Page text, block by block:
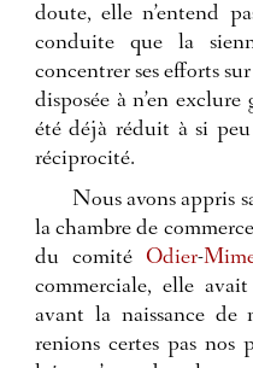
doute, elle n’entend
conduite que la
concentrer ses efforts
disposée à n’en
été déjà réduit à si
réciprocité.
Nous avons appris
la chambre de
du comitéOdier-
commerciale, elle
avant la naissance de
renions certes pas nos